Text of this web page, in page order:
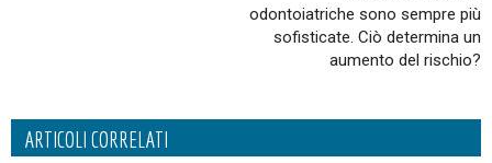
odontoiatriche sono sempre più
sofisticate. Ciò determina un
aumento del rischio?
ARTICOLI CORRELATI